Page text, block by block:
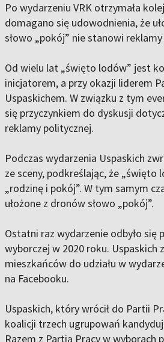
Po wydarzeniu VRK otrzymała
domagano się udowodnienia, że
słowo „pokój” nie stanowi
Od wielu lat „święto lodów” jest
inicjatorem, a przy okazji liderem
Uspaskichem. W związku z tym
się przyczynkiem do dyskusji
reklamy politycznej.
Podczas wydarzenia Uspaskich
ze sceny, podkreślając, że „święto
„rodzinę i pokój”. W tym samym
ułożone z dronów słowo „pokój”.
Ostatni raz wydarzenie odbyło się
wyborczej w 2020 roku. Uspaskich
mieszkańców do udziału w
na Facebooku.
Uspaskich, który wrócił do Partii
koalicji trzech ugrupowań
Razem z Partią Pracy w wyborach